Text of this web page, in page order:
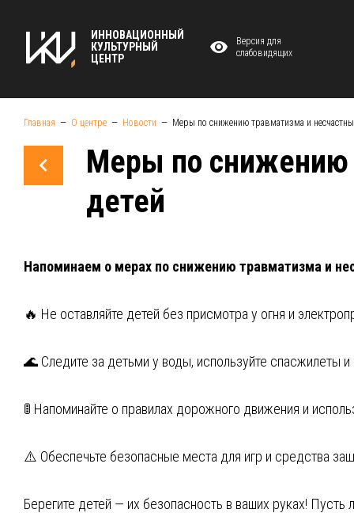
ИННОВАЦИОННЫЙ
КУЛЬТУРНЫЙ
ЦЕНТР
Версия для
слабовидящих
Главная О центре Новости Меры по снижению травматизма и
Меры по снижению
детей
Напоминаем о мерах по снижению травматизма и
🔥 Не оставляйте детей без присмотра у огня и
🌊 Следите за детьми у воды, используйте спасжилеты
🚦 Напоминайте о правилах дорожного движения и
⚠️ Обеспечьте безопасные места для игр и средства
Берегите детей — их безопасность в ваших руках!